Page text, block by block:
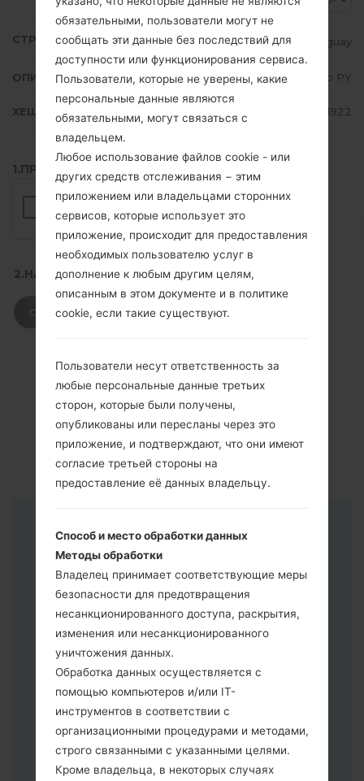
СТРАНА Paraguay
ОПИСАНИЕ Claro PY
ХЕШ a40249767f1730d20db2512a9efd922
1.ПРОВЕРИТЬ НАЛИЧИЕ RECAPTCHA
2.НАЖМИТЕ, ЧТОБЫ СКАЧАТЬ
СКАЧАТЬ
Инструкции
обязательными, пользователи могут не
сообщать эти данные без последствий для
доступности или функционирования сервиса.
Пользователи, которые не уверены, какие
персональные данные являются
обязательными, могут связаться с
владельцем.
Любое использование файлов cookie - или
других средств отслеживания − этим
приложением или владельцами сторонних
сервисов, которые использует это
приложение, происходит для предоставления
необходимых пользователю услуг в
дополнение к любым другим целям,
описанным в этом документе и в политике
cookie, если такие существуют.
Пользователи несут ответственность за
любые персональные данные третьих
сторон, которые были получены,
опубликованы или пересланы через это
приложение, и подтверждают, что они имеют
согласие третьей стороны на
предоставление её данных владельцу.
Способ и место обработки данных
Методы обработки
Владелец принимает соответствующие меры
безопасности для предотвращения
несанкционированного доступа, раскрытия,
изменения или несанкционированного
уничтожения данных.
Обработка данных осуществляется с
помощью компьютеров и/или IT-
инструментов в соответствии с
организационными процедурами и методами,
строго связанными с указанными целями.
Кроме владельца, в некоторых случаях